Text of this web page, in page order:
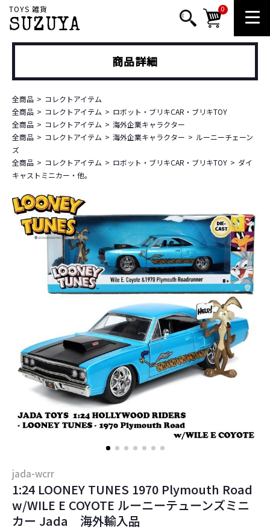
TOYS 雑貨
SUZUYA
0
商品詳細
全商品
コレクトアイテム
全商品
コレクトアイテム
ロボット・ブリキCAR・ブリキTOY
全商品
コレクトアイテム
海外企業キャラクター
全商品
コレクトアイテム 海外企業キャラクター
ルーニーチェーン
ズ
全商品
コレクトアイテム ロボット・ブリキCAR・ブリキTOY
ダイ
キャストミニカー・他。
jada-wcrr
1:24 LOONEY TUNES 1970 Plymouth Road
w/WILE E COYOTE ルーニーテューンズミニ
カー Jada 海外輸入品